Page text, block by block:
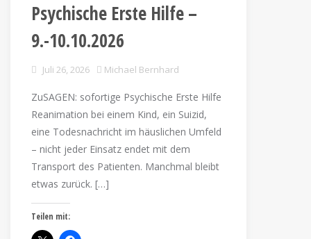
Psychische Erste Hilfe –
9.-10.10.2026
Juli 26, 2026 Michael Bernhard
ZuSAGEN: sofortige Psychische Erste Hilfe
Reanimation bei einem Kind, ein Suizid,
eine Todesnachricht im häuslichen Umfeld
– nicht jeder Einsatz endet mit dem
Transport des Patienten. Manchmal bleibt
etwas zurück. […]
Teilen mit: